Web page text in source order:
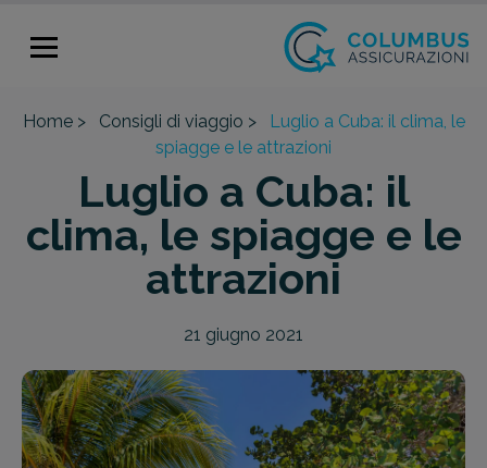
Home > Consigli di viaggio >
Luglio a Cuba: il clima, le
spiagge e le attrazioni
Luglio a Cuba: il
clima, le spiagge e le
attrazioni
21 giugno 2021